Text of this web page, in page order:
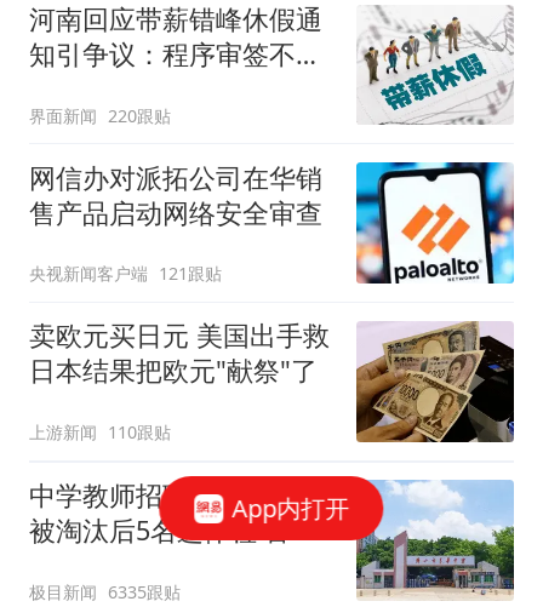
河南回应带薪错峰休假通
知引争议：程序审签不规
界面新闻 220跟贴
网信办对派拓公司在华销
售产品启动网络安全审查
央视新闻客户端 121跟贴
卖欧元买日元 美国出手救
日本结果把欧元"献祭"了
上游新闻 110跟贴
中学教师招聘笔试前13名
被淘汰后5名进体检 官方
极目新闻 6335跟贴
App内打开